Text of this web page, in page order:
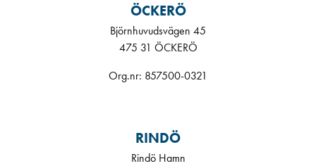
ÖCKERÖ
Björnhuvudsvägen 45
475 31 ÖCKERÖ
Org.nr: 857500-0321
RINDÖ
Rindö Hamn